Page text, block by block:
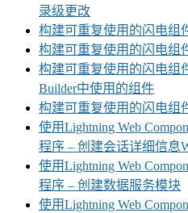
录级更改
构建可重复使用的闪电组
构建可重复使用的闪电组
构建可重复使用的闪电组
Builder中使用的组件
构建可重复使用的闪电组
使用Lightning Web
程序 – 创建会话详细信息
使用Lightning Web
程序 – 创建数据服务模块
使用Lightning Web